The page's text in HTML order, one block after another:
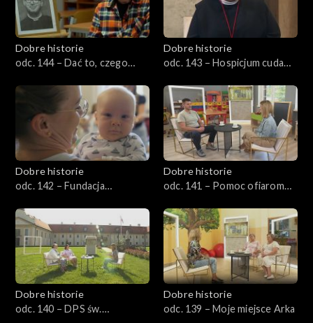
Dobre historie
odc. 144 – Dać to, czego
Dobre historie
odc. 143 – Hospicjum cudami
Dobre historie
odc. 142 – Fundacja
Dobre historie
odc. 141 – Pomoc ofiarom
Dobre historie
odc. 140 – DPS św.
Dobre historie
odc. 139 – Moje miejsce Arka